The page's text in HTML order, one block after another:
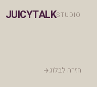
JUICYTALKSTUDIO
חזרה לבלוג